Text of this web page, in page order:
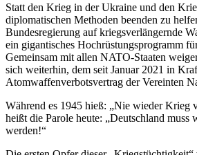
Statt den Krieg in der Ukraine und den
diplomatischen Methoden beenden zu
Bundesregierung auf kriegsverlängernde
ein gigantisches Hochrüstungsprogramm
Gemeinsam mit allen NATO-Staaten
sich weiterhin, dem seit Januar 2021 in
Atomwaffenverbotsvertrag der Vereinten
Während es 1945 hieß: „Nie wieder Krieg
heißt die Parole heute: „Deutschland muss
werden!“